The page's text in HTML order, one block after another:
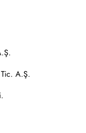
Tic. A.Ş.